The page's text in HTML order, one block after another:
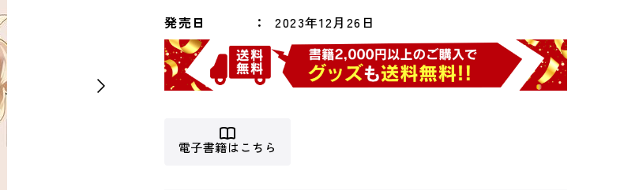
発売日 2023年12月26日
電子書籍はこちら